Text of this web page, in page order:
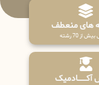
های منعطف
از 70 رشته